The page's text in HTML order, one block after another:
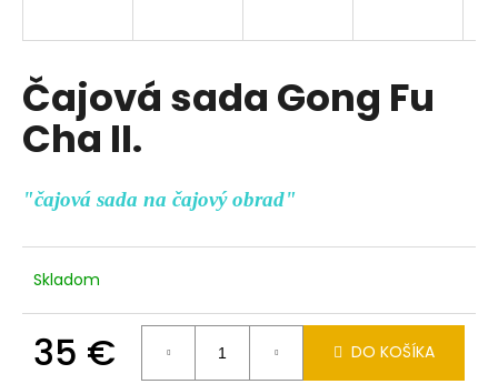
Čajová sada Gong Fu
Cha II.
"čajová sada na čajový obrad"
Skladom
35 € DO KOŠÍKA
s
ť
?
O